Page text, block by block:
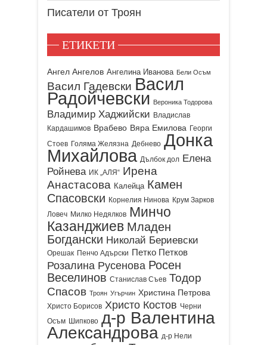
Писатели от Троян
ЕТИКЕТИ
Ангел Ангелов Ангелина Иванова Бели Осъм
Васил Гадевски Васил
Радойчевски Вероника Тодорова
Владимир Хаджийски Владислав
Кардашимов Врабево Вяра Емилова Георги
Стоев Голяма Желязна Дебнево Донка
Михайлова Дълбок дол Елена
Ройнева ИК „АЛЯ“ Ирена
Анастасова Калейца Камен
Спасовски Корнелия Нинова Крум Зарков
Ловеч Милко Недялков Минчо
Казанджиев Младен
Богдански Николай Бериевски
Орешак Пенчо Адърски Петко Петков
Розалина Русенова Росен
Веселинов Станислав Съев Тодор
Спасов Троян Угърчин Христина Петрова
Христо Борисов Христо Костов Черни
Осъм
Шипково д-р Валентина
Александрова д-р Нели